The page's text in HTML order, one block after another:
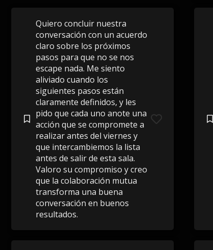
Quiero concluir nuestra
conversación con un acuerdo
claro sobre los próximos
pasos para que no se nos
escape nada. Me siento
aliviado cuando los
siguientes pasos están
claramente definidos, y les
pido que cada uno anote una
acción que se compromete a
realizar antes del viernes y
que intercambiemos la lista
antes de salir de esta sala.
Valoro su compromiso y creo
que la colaboración mutua
transforma una buena
conversación en buenos
resultados.